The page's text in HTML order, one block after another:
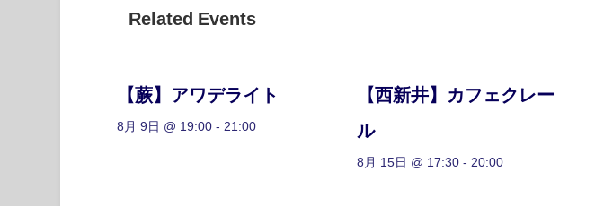
Related Events
【蕨】アワデライト
8月 9日 @ 19:00 - 21:00
【西新井】カフェクレー
ル
8月 15日 @ 17:30- 20:00